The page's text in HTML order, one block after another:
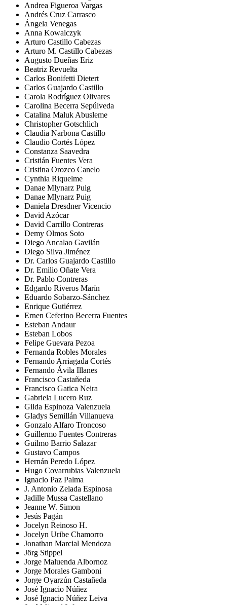
Andrea Figueroa Vargas
Andrés Cruz Carrasco
Ángela Venegas
Anna Kowalczyk
Arturo Castillo Cabezas
Arturo M. Castillo Cabezas
Augusto Dueñas Eriz
Beatriz Revuelta
Carlos Bonifetti Dietert
Carlos Guajardo Castillo
Carola Rodríguez Olivares
Carolina Becerra Sepúlveda
Catalina Maluk Abusleme
Christopher Gotschlich
Claudia Narbona Castillo
Claudio Cortés López
Constanza Saavedra
Cristián Fuentes Vera
Cristina Orozco Canelo
Cynthia Riquelme
Danae Mlynarz Puig
Danae Mlynarz Puig
Daniela Dresdner Vicencio
David Azócar
David Carrillo Contreras
Demy Olmos Soto
Diego Ancalao Gavilán
Diego Silva Jiménez
Dr. Carlos Guajardo Castillo
Dr. Emilio Oñate Vera
Dr. Pablo Contreras
Edgardo Riveros Marín
Eduardo Sobarzo-Sánchez
Enrique Gutiérrez
Ernen Ceferino Becerra Fuentes
Esteban Andaur
Esteban Lobos
Felipe Guevara Pezoa
Fernanda Robles Morales
Fernando Arriagada Cortés
Fernando Ávila Illanes
Francisco Castañeda
Francisco Gatica Neira
Gabriela Lucero Ruz
Gilda Espinoza Valenzuela
Gladys Semillán Villanueva
Gonzalo Alfaro Troncoso
Guillermo Fuentes Contreras
Guilmo Barrio Salazar
Gustavo Campos
Hernán Peredo López
Hugo Covarrubias Valenzuela
Ignacio Paz Palma
J. Antonio Zelada Espinosa
Jadille Mussa Castellano
Jeanne W. Simon
Jesús Pagán
Jocelyn Reinoso H.
Jocelyn Uribe Chamorro
Jonathan Marcial Mendoza
Jörg Stippel
Jorge Maluenda Albornoz
Jorge Morales Gamboni
Jorge Oyarzún Castañeda
José Ignacio Núñez
José Ignacio Núñez Leiva